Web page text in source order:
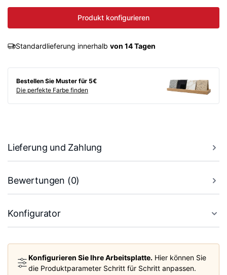
Produkt konfigurieren
Standardlieferung innerhalb von 14 Tagen
Bestellen Sie Muster für 5€
Die perfekte Farbe finden
Lieferung und Zahlung
Bewertungen (0)
Konfigurator
Konfigurieren Sie Ihre Arbeitsplatte. Hier können Sie
die Produktparameter Schritt für Schritt anpassen.